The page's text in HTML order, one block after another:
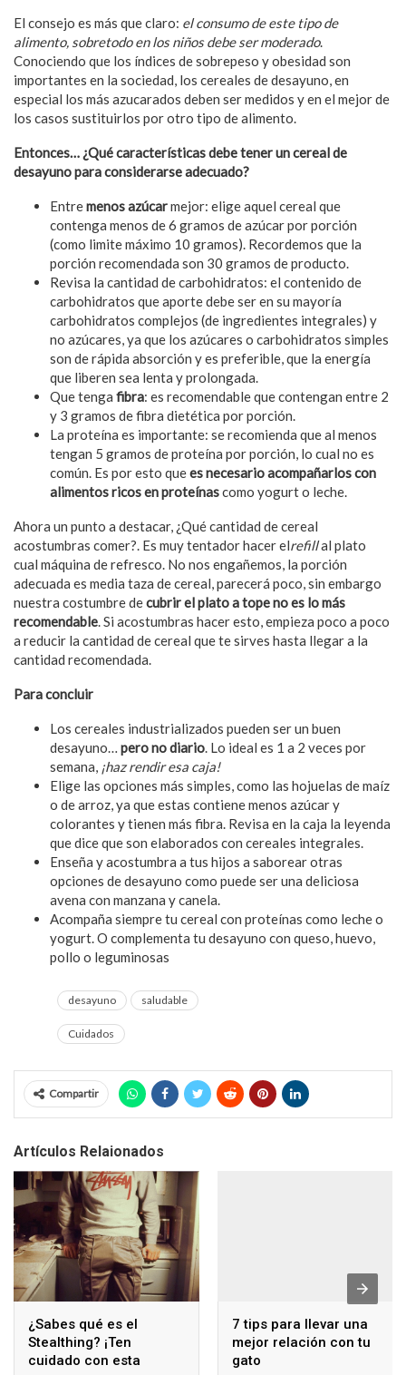
El consejo es más que claro: el consumo de este tipo de
alimento, sobretodo en los niños debe ser moderado.
Conociendo que los índices de sobrepeso y obesidad son
importantes en la sociedad, los cereales de desayuno, en
especial los más azucarados deben ser medidos y en el mejor de
los casos sustituirlos por otro tipo de alimento.
Entonces… ¿Quécaracterísticas debe tener un cereal de
desayuno para considerarse adecuado?
Entremenos azúcarmejor: elige aquel cereal que
contenga menos de 6 gramos de azúcar por porción
(como limite máximo 10 gramos). Recordemos que la
porción recomendada son 30 gramos de producto.
Revisa la cantidad de carbohidratos: el contenido de
carbohidratos que aporte debe ser en su mayoría
carbohidratos complejos (de ingredientes integrales) y
no azúcares, ya que los azúcares o carbohidratos simples
son de rápida absorción y es preferible, que la energía
que liberen sea lenta y prolongada.
Que tenga fibra: es recomendable que contengan entre 2
y 3 gramos de fibra dietética por porción.
La proteína es importante: se recomienda que al menos
tengan 5 gramos de proteína por porción, lo cual no es
común. Es por esto quees necesario acompañarlos con
alimentos ricos en proteínascomo yogurt o leche.
Ahora un punto a destacar, ¿Qué cantidad de cereal
acostumbras comer?. Es muy tentador hacer elrefillal plato
cual máquina de refresco. No nos engañemos, la porción
adecuada es media taza de cereal, parecerá poco, sin embargo
nuestra costumbre decubrir el plato a tope no es lo más
recomendable. Si acostumbras hacer esto, empieza poco a poco
a reducir la cantidad de cereal que te sirves hasta llegar a la
cantidad recomendada.
Para concluir
Los cereales industrializados pueden ser un buen
desayuno… pero no diario. Lo ideal es 1 a 2 veces por
semana, ¡haz rendir esa caja!
Elige las opciones más simples, como las hojuelas de maíz
o de arroz, ya que estas contiene menos azúcar y
colorantes y tienen más fibra. Revisa en la caja la leyenda
que dice que son elaborados con cereales integrales.
Enseña y acostumbra a tus hijos a saborear otras
opciones de desayuno como puede ser una deliciosa
avena con manzana y canela.
Acompaña siempre tu cereal con proteínas como leche o
yogurt. O complementa tu desayuno con queso, huevo,
pollo o leguminosas
desayuno saludable
Cuidados
Compartir
Artículos Relaionados
¿Sabes qué es el
Stealthing? ¡Ten
cuidado con esta
7 tips para llevar una
mejor relación con tu
gato